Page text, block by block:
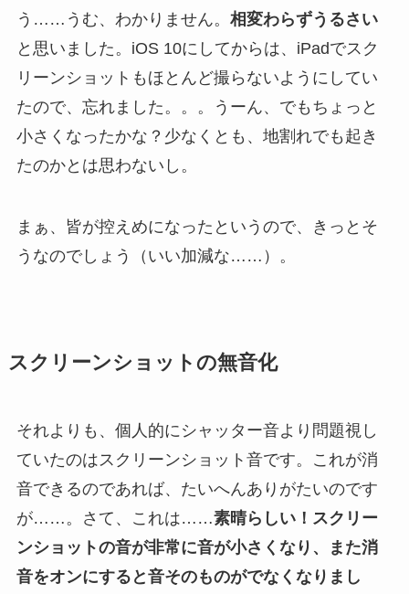
う……うむ、わかりません。 相変わらずうるさい
と思いました。iOS 10にしてからは、iPadでスク
リーンショットもほとんど撮らないようにしてい
たので、忘れました。。。うーん、でもちょっと
小さくなったかな？少なくとも、地割れでも起き
たのかとは思わないし。
まぁ、皆が控えめになったというので、きっとそ
うなのでしょう（いい加減な……）。
スクリーンショットの無音化
それよりも、個人的にシャッター音より問題視し
ていたのはスクリーンショット音です。これが消
音できるのであれば、たいへんありがたいのです
が……。さて、これは……素晴らしい！スクリー
ンショットの音が非常に音が小さくなり、また消
音をオンにすると音そのものがでなくなりまし